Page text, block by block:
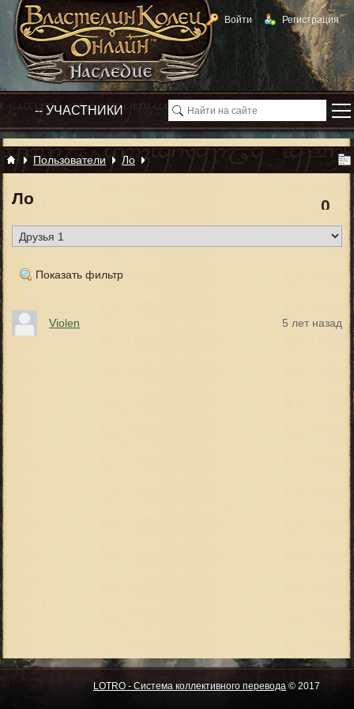
Войти Регистрация
Пользователи Ло
0
Ло
Показать фильтр
Violen 5 лет назад
LOTRO - Система коллективного перевода © 2017